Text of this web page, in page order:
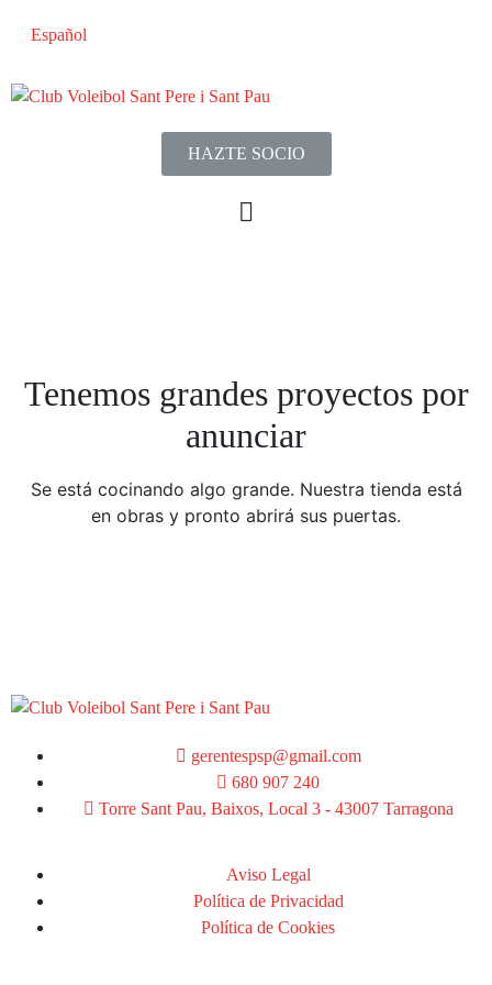
Español
HAZTE SOCIO
Tenemos grandes proyectos por
anunciar
Se está cocinando algo grande. Nuestra tienda está
en obras y pronto abrirá sus puertas.
gerentespsp@gmail.com
680 907 240
Torre Sant Pau, Baixos, Local 3 - 43007 Tarragona
Aviso Legal
Política de Privacidad
Política de Cookies